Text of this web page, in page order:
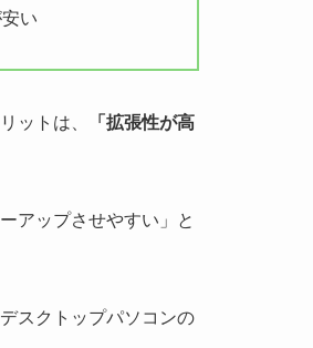
い
ットは、
「拡張性が高
アップさせやすい」と
スクトップパソコンの